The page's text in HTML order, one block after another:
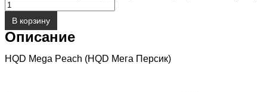
В корзину
Описание
HQD Mega Peach (HQD Мега Персик)